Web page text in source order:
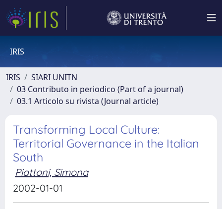
IRIS
IRIS
SIARI UNITN
03 Contributo in periodico (Part of a journal)
03.1 Articolo su rivista (Journal article)
Transforming Local Culture:
Territorial Governance in the Italian
South
Piattoni, Simona
2002-01-01